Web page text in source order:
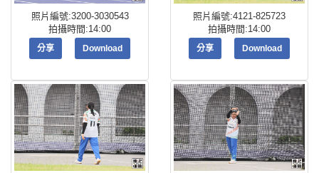
照片編號:3200-3030543
拍攝時間:14:00
分享 Download
照片編號:4121-825723
拍攝時間:14:00
分享 Download